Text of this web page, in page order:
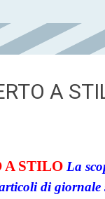
A
A STILO La
di giornale